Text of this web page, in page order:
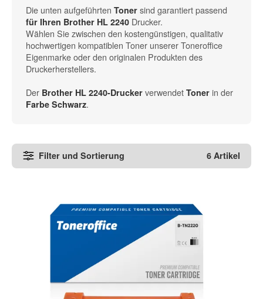
Die unten aufgeführten Toner sind garantiert passend
für Ihren Brother HL 2240 Drucker.
Wählen Sie zwischen den kostengünstigen, qualitativ
hochwertigen kompatiblen Toner unserer Toneroffice
Eigenmarke oder den originalen Produkten des
Druckerherstellers.
Der Brother HL 2240-Drucker verwendet Toner in der
Farbe Schwarz.
Filter und Sortierung 6 Artikel